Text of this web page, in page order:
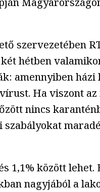
szervezetében
hétben
amennyiben
Ha viszont
nincs
1,1% között
nagyjából a